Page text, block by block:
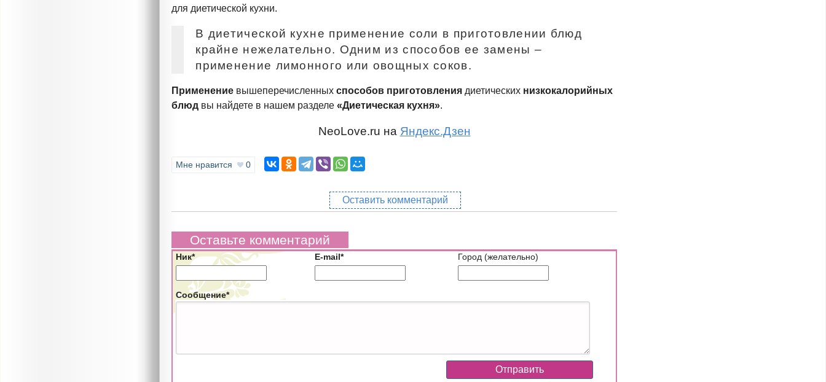
для диетической кухни.
В диетической кухне применение соли в приготовлении блюд
крайне нежелательно. Одним из способов ее замены –
применение лимонного или овощных соков.
Применение вышеперечисленныхспособов приготовления диетических низкокалорийных
блюд вы найдете в нашем разделе«Диетическая кухня».
NeoLove.ru на Яндекс.Дзен
Мне нравится 0
Оставить комментарий
Оставьте комментарий
Ник* E-mail* Город (желательно)
Сообщение*